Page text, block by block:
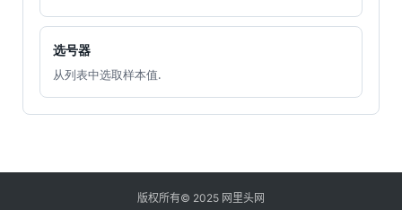
选号器
从列表中选取样本值.
版权所有© 2025 网里头网